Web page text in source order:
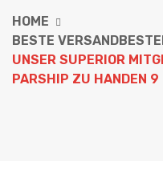
HOME
BESTE
UNSER SUPERIOR
PARSHIP ZU HANDEN 9